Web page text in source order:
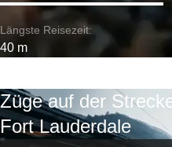
Längste Reisezeit:
40 m
Züge auf der
Fort Lauderdale